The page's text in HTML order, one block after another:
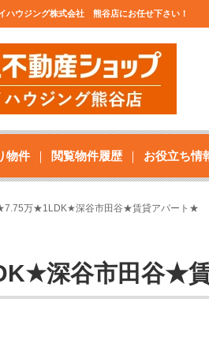
ウジング株式会社 熊谷店にお任せ下さい！
物件 閲覧物件履歴 お役立ち情
万★1LDK★深谷市田谷★賃貸アパート★
深谷市田谷★